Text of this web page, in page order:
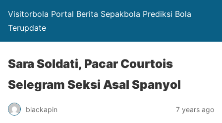
Visitorbola Portal Berita Sepakbola Prediksi Bola
Terupdate
Sara Soldati, Pacar Courtois
Selegram Seksi Asal Spanyol
blackapin 7 years ago